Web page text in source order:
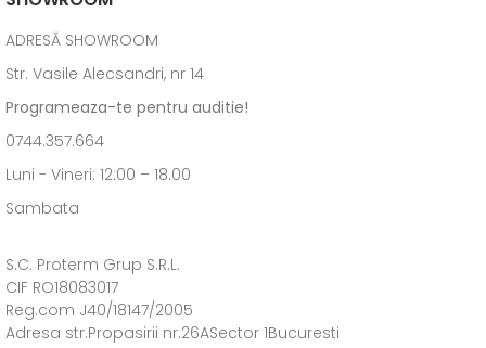
ADRESĂ SHOWROOM
Str. Vasile Alecsandri, nr 14
Programeaza-te pentru auditie!
0744.357.664
Luni - Vineri: 12:00 – 18.00
Sambata
S.C. Proterm Grup S.R.L.
CIF RO18083017
Reg.com J40/18147/2005
Adresa str.Propasirii nr.26ASector 1Bucuresti